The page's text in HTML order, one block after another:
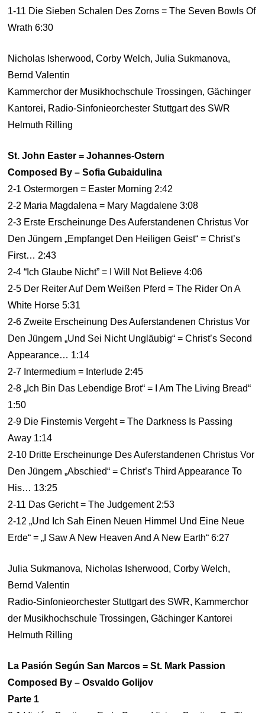
1-11 Die Sieben Schalen Des Zorns = The Seven Bowls Of
Wrath 6:30
Nicholas Isherwood, Corby Welch, Julia Sukmanova,
Bernd Valentin
Kammerchor der Musikhochschule Trossingen, Gächinger
Kantorei, Radio-Sinfonieorchester Stuttgart des SWR
Helmuth Rilling
St. John Easter = Johannes-Ostern
Composed By – Sofia Gubaidulina
2-1 Ostermorgen = Easter Morning 2:42
2-2 Maria Magdalena = Mary Magdalene 3:08
2-3 Erste Erscheinunge Des Auferstandenen Christus Vor
Den Jüngern „Empfanget Den Heiligen Geist“ = Christ’s
First… 2:43
2-4 “Ich Glaube Nicht” = I Will Not Believe 4:06
2-5 Der Reiter Auf Dem Weißen Pferd = The Rider On A
White Horse 5:31
2-6 Zweite Erscheinung Des Auferstandenen Christus Vor
Den Jüngern „Und Sei Nicht Ungläubig“ = Christ’s Second
Appearance… 1:14
2-7 Intermedium = Interlude 2:45
2-8 „Ich Bin Das Lebendige Brot“ = I Am The Living Bread“
1:50
2-9 Die Finsternis Vergeht = The Darkness Is Passing
Away 1:14
2-10 Dritte Erscheinunge Des Auferstandenen Christus Vor
Den Jüngern „Abschied“ = Christ’s Third Appearance To
His… 13:25
2-11 Das Gericht = The Judgement 2:53
2-12 „Und Ich Sah Einen Neuen Himmel Und Eine Neue
Erde“ = „I Saw A New Heaven And A New Earth“ 6:27
Julia Sukmanova, Nicholas Isherwood, Corby Welch,
Bernd Valentin
Radio-Sinfonieorchester Stuttgart des SWR, Kammerchor
der Musikhochschule Trossingen, Gächinger Kantorei
Helmuth Rilling
La Pasión Según San Marcos = St. Mark Passion
Composed By – Osvaldo Golijov
Parte 1